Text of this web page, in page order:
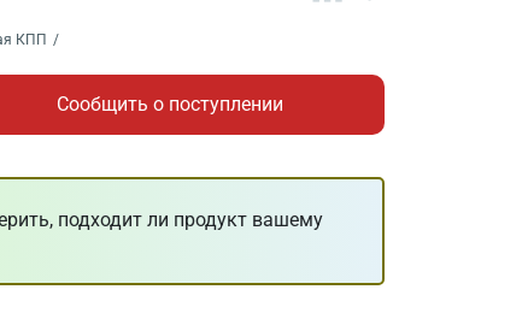
КПП /
Сообщить о поступлении
подходит ли продукт вашему